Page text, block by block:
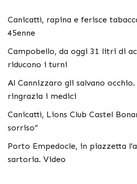
Canicattì, rapina e ferisce
45enne
Campobello, da oggi 31 litri di
riducono i turni
Al Cannizzaro gli salvano
ringrazia i medici
Canicattì, Lions Club Castel
sorriso”
Porto Empedocle, in piazzetta
sartoria. Video